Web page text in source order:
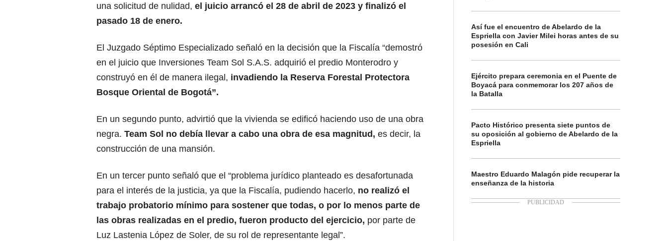
una solicitud de nulidad, el juicio arrancó el 28 de abril de 2023 y finalizó el
pasado 18 de enero.
El Juzgado Séptimo Especializado señaló en la decisión que la Fiscalía “demostró
en el juicio que Inversiones Team Sol S.A.S. adquirió el predio Monterodro y
construyó en él de manera ilegal, invadiendo la Reserva Forestal Protectora
Bosque Oriental de Bogotá”.
En un segundo punto, advirtió que la vivienda se edificó haciendo uso de una obra
negra. Team Sol no debía llevar a cabo una obra de esa magnitud, es decir, la
construcción de una mansión.
En un tercer punto señaló que el “problema jurídico planteado es desafortunada
para el interés de la justicia, ya que la Fiscalía, pudiendo hacerlo, no realizó el
trabajo probatorio mínimo para sostener que todas, o por lo menos parte de
las obras realizadas en el predio, fueron producto del ejercicio, por parte de
Luz Lastenia López de Soler, de su rol de representante legal”.
Así fue el encuentro de Abelardo de la
Espriella con Javier Milei horas antes de su
posesión en Cali
Ejército prepara ceremonia en el Puente de
Boyacá para conmemorar los 207 años de
la Batalla
Pacto Histórico presenta siete puntos de
su oposición al gobierno de Abelardo de la
Espriella
Maestro Eduardo Malagón pide recuperar la
enseñanza de la historia